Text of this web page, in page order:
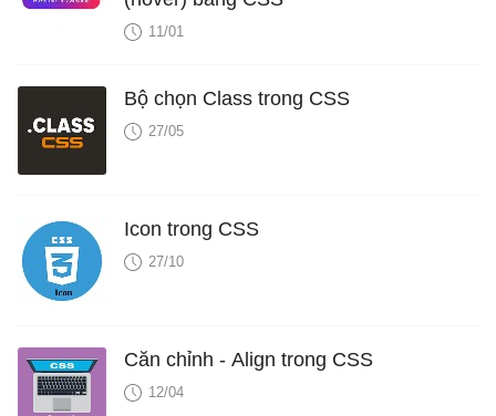
11/01
Bộ chọn Class trong CSS
27/05
Icon trong CSS
27/10
Căn chỉnh - Align trong CSS
12/04